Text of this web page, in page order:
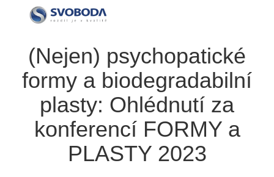
(Nejen) psychopatické
formy a biodegradabilní
plasty: Ohlédnutí za
konferencí FORMY a
PLASTY 2023